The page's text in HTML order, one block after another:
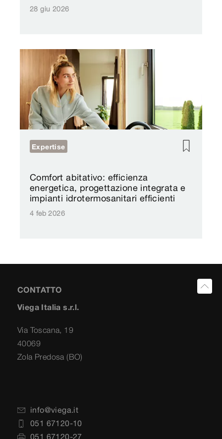
28 giu 2026
Comfort abitativo: efficienza
energetica, progettazione integrata e
impianti idrotermosanitari efficienti
4 feb 2026
Expertise
CONTATTO
Viega Italia s.r.l.
Via Toscana, 19
40069
Zola Predosa (BO)
info@viega.it
051 67120-10
051 67120-27